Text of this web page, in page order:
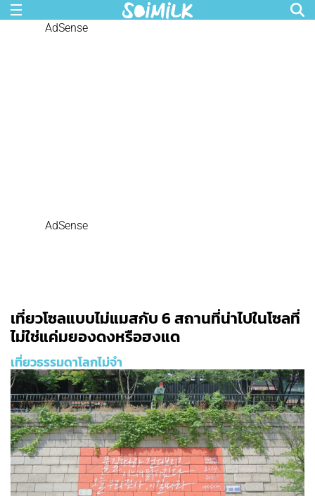
AdSense
AdSense
เที่ยวโซลแบบไม่แมสกับ 6 สถานที่น่าไปในโซลที่
ไม่ใช่แค่มยองดงหรือฮงแด
เที่ยวธรรมดาโลกไม่จำ